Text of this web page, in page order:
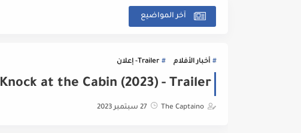
آخر المواضيع
أخبار الأفلام Trailer- إعلان
Knock at the Cabin (2023) - Trailer : تريلر فلم
The Captaino 27 سبتمبر 2023